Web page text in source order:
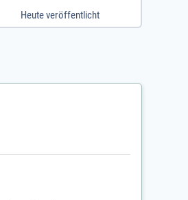
Heute veröffentlicht